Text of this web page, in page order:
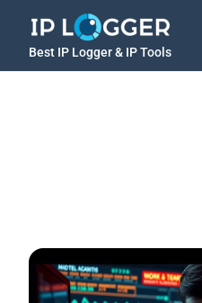
Best IP Logger & IP Tools